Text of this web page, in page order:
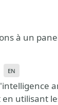
à un
en
utilisant